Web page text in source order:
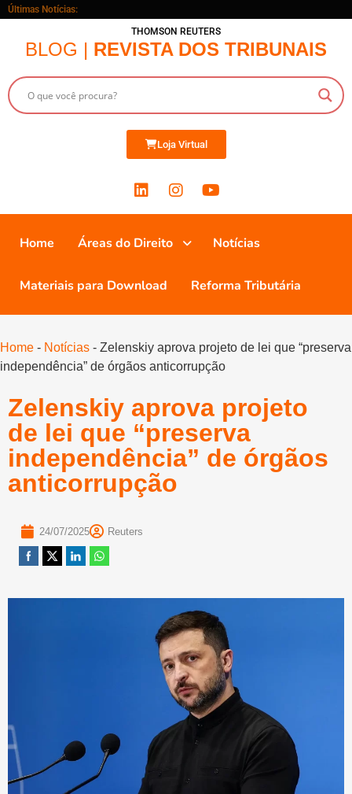
Últimas Notícias:
THOMSON REUTERS
BLOG | REVISTA DOS TRIBUNAIS
Loja Virtual
Home Áreas do Direito Notícias
Materiais para Download Reforma Tributária
Home - Notícias - Zelenskiy aprova projeto de lei que “preserva
independência” de órgãos anticorrupção
Zelenskiy aprova projeto
de lei que “preserva
independência” de órgãos
anticorrupção
24/07/2025 Reuters